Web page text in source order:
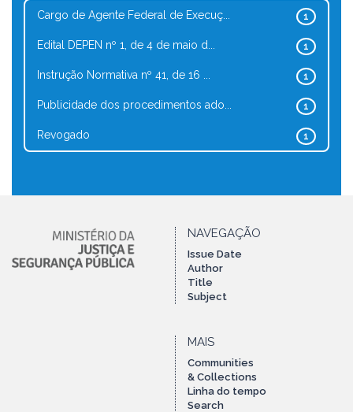
1
Cargo de Agente Federal de Execuç...
1
Edital DEPEN nº 1, de 4 de maio d...
1
Instrução Normativa nº 41, de 16 ...
1
Publicidade dos procedimentos ado...
1
Revogado
NAVEGAÇÃO
Issue Date
Author
Title
Subject
MAIS
Communities
& Collections
Linha do tempo
Search